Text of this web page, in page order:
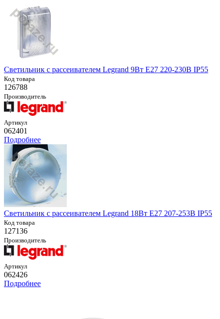
Светильник с рассеивателем Legrand 9Вт E27 220-230В IP55
Код товара
126788
Производитель
Артикул
062401
Подробнее
Светильник с рассеивателем Legrand 18Вт E27 207-253В IP55
Код товара
127136
Производитель
Артикул
062426
Подробнее